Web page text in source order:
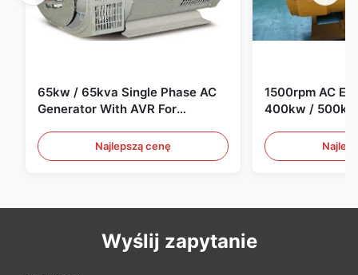
65kw / 65kva Single Phase AC
Generator With AVR For
Najlepszą cenę
1500rpm AC
400kw /
Wyślij zapytanie